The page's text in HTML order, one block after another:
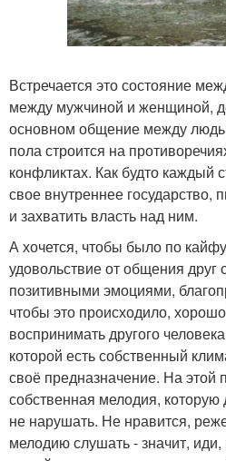
Встречается это состояние
между мужчиной и женщиной,
основном общение между
пола строится на
конфликтах. Как будто каждый
свое внутреннее государство,
и захватить власть над ним.
А хочется, чтобы было по
удовольствие от общения друг
позитивными эмоциями,
чтобы это происходило,
воспринимать другого
которой есть собственный
своё предназначение. На этой
собственная мелодия,
не нарушать. Не нравится,
мелодию слушать - значит,